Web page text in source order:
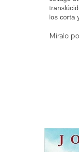
los corta
Miralo